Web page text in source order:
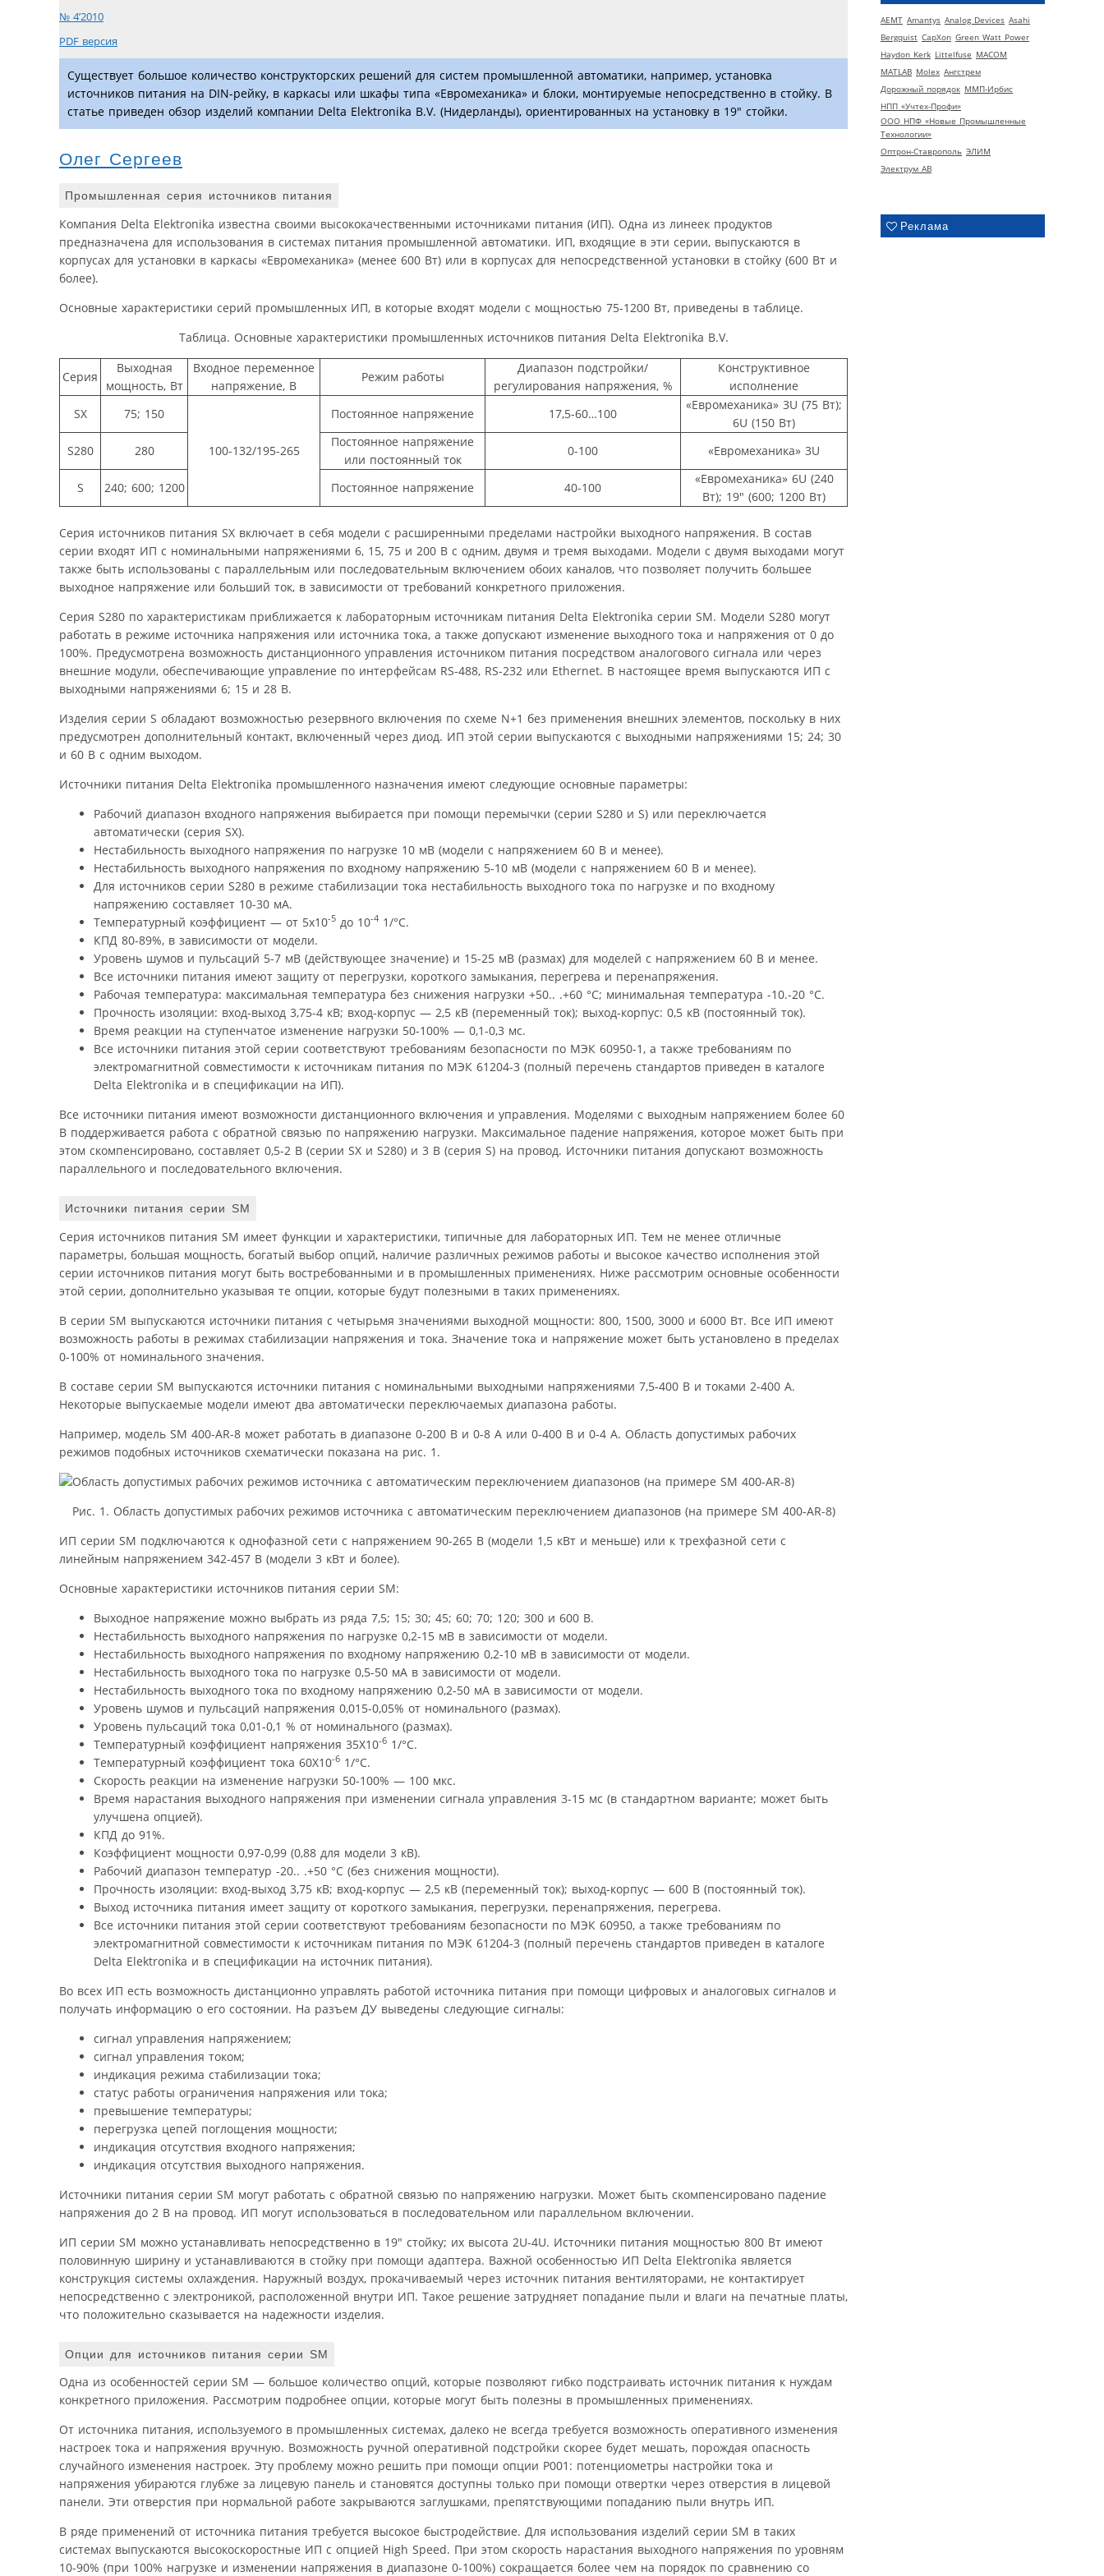
AEMT Amantys Analog Devices Asahi
Bergquist CapXon Green Watt Power
Haydon Kerk Littelfuse MACOM
MATLAB Molex Ангстрем
Дорожный порядок ММП-Ирбис
НПП «Учтех-Профи»
ООО НПФ «Новые Промышленные
Технологии»
Оптрон-Ставрополь ЭЛИМ
Электрум АВ
Реклама
№ 4’2010
PDF версия
Существует большое количество конструкторских решений для систем промышленной автоматики, например, установка
источников питания на DIN-рейку, в каркасы или шкафы типа «Евромеханика» и блоки, монтируемые непосредственно в стойку. В
статье приведен обзор изделий компании Delta Elektronika B.V. (Нидерланды), ориентированных на установку в 19" стойки.
Олег Сергеев
Промышленная серия источников питания
Компания Delta Elektronika известна своими высококачественными источниками питания (ИП). Одна из линеек продуктов
предназначена для использования в системах питания промышленной автоматики. ИП, входящие в эти серии, выпускаются в
корпусах для установки в каркасы «Евромеханика» (менее 600 Вт) или в корпусах для непосредственной установки в стойку (600 Вт и
более).
Основные характеристики серий промышленных ИП, в которые входят модели с мощностью 75-1200 Вт, приведены в таблице.
Таблица. Основные характеристики промышленных источников питания Delta Elektronika B.V.
Серия
Выходная
мощность, Вт
Входное переменное
напряжение, В
Режим работы
Диапазон подстройки/
регулирования напряжения, %
Конструктивное
исполнение
SX
75; 150
100-132/195-265
Постоянное напряжение 17,5-60…100
«Евромеханика» 3U (75 Вт);
6U (150 Вт)
S280
280
Постоянное напряжение
или постоянный ток
0-100 «Евромеханика» 3U
S 240; 600; 1200 Постоянное напряжение 40-100
«Евромеханика» 6U (240
Вт); 19″ (600; 1200 Вт)
Серия источников питания SX включает в себя модели с расширенными пределами настройки выходного напряжения. В состав
серии входят ИП с номинальными напряжениями 6, 15, 75 и 200 В с одним, двумя и тремя выходами. Модели с двумя выходами могут
также быть использованы с параллельным или последовательным включением обоих каналов, что позволяет получить большее
выходное напряжение или больший ток, в зависимости от требований конкретного приложения.
Серия S280 по характеристикам приближается к лабораторным источникам питания Delta Elektronika серии SM. Модели S280 могут
работать в режиме источника напряжения или источника тока, а также допускают изменение выходного тока и напряжения от 0 до
100%. Предусмотрена возможность дистанционного управления источником питания посредством аналогового сигнала или через
внешние модули, обеспечивающие управление по интерфейсам RS-488, RS-232 или Ethernet. В настоящее время выпускаются ИП с
выходными напряжениями 6; 15 и 28 В.
Изделия серии S обладают возможностью резервного включения по схеме N+1 без применения внешних элементов, поскольку в них
предусмотрен дополнительный контакт, включенный через диод. ИП этой серии выпускаются с выходными напряжениями 15; 24; 30
и 60 В с одним выходом.
Источники питания Delta Elektronika промышленного назначения имеют следующие основные параметры:
Рабочий диапазон входного напряжения выбирается при помощи перемычки (серии S280 и S) или переключается
автоматически (серия SX).
Нестабильность выходного напряжения по нагрузке 10 мВ (модели с напряжением 60 В и менее).
Нестабильность выходного напряжения по входному напряжению 5-10 мВ (модели с напряжением 60 В и менее).
Для источников серии S280 в режиме стабилизации тока нестабильность выходного тока по нагрузке и по входному
напряжению составляет 10-30 мА.
Температурный коэффициент — от 5х10-5 до 10-4 1/°С.
КПД 80-89%, в зависимости от модели.
Уровень шумов и пульсаций 5-7 мВ (действующее значение) и 15-25 мВ (размах) для моделей с напряжением 60 В и менее.
Все источники питания имеют защиту от перегрузки, короткого замыкания, перегрева и перенапряжения.
Рабочая температура: максимальная температура без снижения нагрузки +50.. .+60 °С; минимальная температура -10.-20 °С.
Прочность изоляции: вход-выход 3,75-4 кВ; вход-корпус — 2,5 кВ (переменный ток); выход-корпус: 0,5 кВ (постоянный ток).
Время реакции на ступенчатое изменение нагрузки 50-100% — 0,1-0,3 мс.
Все источники питания этой серии соответствуют требованиям безопасности по МЭК 60950-1, а также требованиям по
электромагнитной совместимости к источникам питания по МЭК 61204-3 (полный перечень стандартов приведен в каталоге
Delta Elektronika и в спецификации на ИП).
Все источники питания имеют возможности дистанционного включения и управления. Моделями с выходным напряжением более 60
В поддерживается работа с обратной связью по напряжению нагрузки. Максимальное падение напряжения, которое может быть при
этом скомпенсировано, составляет 0,5-2 В (серии SX и S280) и 3 В (серия S) на провод. Источники питания допускают возможность
параллельного и последовательного включения.
Источники питания серии SM
Серия источников питания SM имеет функции и характеристики, типичные для лабораторных ИП. Тем не менее отличные
параметры, большая мощность, богатый выбор опций, наличие различных режимов работы и высокое качество исполнения этой
серии источников питания могут быть востребованными и в промышленных применениях. Ниже рассмотрим основные особенности
этой серии, дополнительно указывая те опции, которые будут полезными в таких применениях.
В серии SM выпускаются источники питания с четырьмя значениями выходной мощности: 800, 1500, 3000 и 6000 Вт. Все ИП имеют
возможность работы в режимах стабилизации напряжения и тока. Значение тока и напряжение может быть установлено в пределах
0-100% от номинального значения.
В составе серии SM выпускаются источники питания с номинальными выходными напряжениями 7,5-400 В и токами 2-400 А.
Некоторые выпускаемые модели имеют два автоматически переключаемых диапазона работы.
Например, модель SM 400-AR-8 может работать в диапазоне 0-200 В и 0-8 А или 0-400 В и 0-4 А. Область допустимых рабочих
режимов подобных источников схематически показана на рис. 1.
Рис. 1. Область допустимых рабочих режимов источника с автоматическим переключением диапазонов (на примере SM 400-AR-8)
ИП серии SM подключаются к однофазной сети с напряжением 90-265 В (модели 1,5 кВт и меньше) или к трехфазной сети с
линейным напряжением 342-457 В (модели 3 кВт и более).
Основные характеристики источников питания серии SM:
Выходное напряжение можно выбрать из ряда 7,5; 15; 30; 45; 60; 70; 120; 300 и 600 В.
Нестабильность выходного напряжения по нагрузке 0,2-15 мВ в зависимости от модели.
Нестабильность выходного напряжения по входному напряжению 0,2-10 мВ в зависимости от модели.
Нестабильность выходного тока по нагрузке 0,5-50 мА в зависимости от модели.
Нестабильность выходного тока по входному напряжению 0,2-50 мА в зависимости от модели.
Уровень шумов и пульсаций напряжения 0,015-0,05% от номинального (размах).
Уровень пульсаций тока 0,01-0,1 % от номинального (размах).
Температурный коэффициент напряжения 35Х10-6 1/°С.
Температурный коэффициент тока 60Х10-6 1/°С.
Скорость реакции на изменение нагрузки 50-100% — 100 мкс.
Время нарастания выходного напряжения при изменении сигнала управления 3-15 мс (в стандартном варианте; может быть
улучшена опцией).
КПД до 91%.
Коэффициент мощности 0,97-0,99 (0,88 для модели 3 кВ).
Рабочий диапазон температур -20.. .+50 °С (без снижения мощности).
Прочность изоляции: вход-выход 3,75 кВ; вход-корпус — 2,5 кВ (переменный ток); выход-корпус — 600 В (постоянный ток).
Выход источника питания имеет защиту от короткого замыкания, перегрузки, перенапряжения, перегрева.
Все источники питания этой серии соответствуют требованиям безопасности по МЭК 60950, а также требованиям по
электромагнитной совместимости к источникам питания по МЭК 61204-3 (полный перечень стандартов приведен в каталоге
Delta Elektronika и в спецификации на источник питания).
Во всех ИП есть возможность дистанционно управлять работой источника питания при помощи цифровых и аналоговых сигналов и
получать информацию о его состоянии. На разъем ДУ выведены следующие сигналы:
сигнал управления напряжением;
сигнал управления током;
индикация режима стабилизации тока;
статус работы ограничения напряжения или тока;
превышение температуры;
перегрузка цепей поглощения мощности;
индикация отсутствия входного напряжения;
индикация отсутствия выходного напряжения.
Источники питания серии SM могут работать с обратной связью по напряжению нагрузки. Может быть скомпенсировано падение
напряжения до 2 В на провод. ИП могут использоваться в последовательном или параллельном включении.
ИП серии SM можно устанавливать непосредственно в 19″ стойку; их высота 2U-4U. Источники питания мощностью 800 Вт имеют
половинную ширину и устанавливаются в стойку при помощи адаптера. Важной особенностью ИП Delta Elektronika является
конструкция системы охлаждения. Наружный воздух, прокачиваемый через источник питания вентиляторами, не контактирует
непосредственно с электроникой, расположенной внутри ИП. Такое решение затрудняет попадание пыли и влаги на печатные платы,
что положительно сказывается на надежности изделия.
Опции для источников питания серии SM
Одна из особенностей серии SM — большое количество опций, которые позволяют гибко подстраивать источник питания к нуждам
конкретного приложения. Рассмотрим подробнее опции, которые могут быть полезны в промышленных применениях.
От источника питания, используемого в промышленных системах, далеко не всегда требуется возможность оперативного изменения
настроек тока и напряжения вручную. Возможность ручной оперативной подстройки скорее будет мешать, порождая опасность
случайного изменения настроек. Эту проблему можно решить при помощи опции P001: потенциометры настройки тока и
напряжения убираются глубже за лицевую панель и становятся доступны только при помощи отвертки через отверстия в лицевой
панели. Эти отверстия при нормальной работе закрываются заглушками, препятствующими попаданию пыли внутрь ИП.
В ряде применений от источника питания требуется высокое быстродействие. Для использования изделий серии SM в таких
системах выпускаются высокоскоростные ИП с опцией High Speed. При этом скорость нарастания выходного напряжения по уровням
10-90% (при 100% нагрузке и изменении напряжения в диапазоне 0-100%) сокращается более чем на порядок по сравнению со